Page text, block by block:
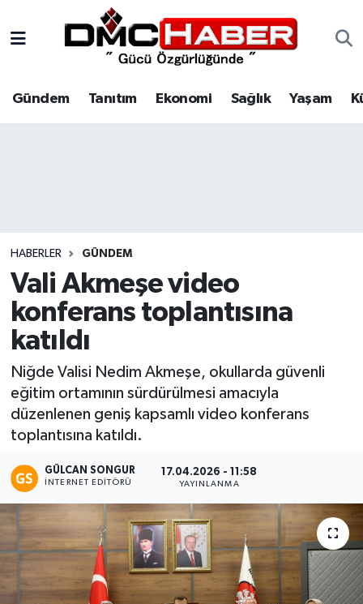
Gündem Tanıtım Ekonomi Sağlık Yaşam
HABERLER GÜNDEM
Vali Akmeşe video
konferans toplantısına
katıldı
Niğde Valisi Nedim Akmeşe, okullarda güvenli
eğitim ortamının sürdürülmesi amacıyla
düzenlenen geniş kapsamlı video konferans
toplantısına katıldı.
GÜLCAN SONGUR
İNTERNET EDITÖRÜ
17.04.2026 - 11:58
YAYINLANMA
Tanıtım
Spor
Siyaset
Eğitim
Teknoloji
Asayiş
Resmi İlan
Nöbetçi Eczaneler
Hava Durumu
Haber Arşivi